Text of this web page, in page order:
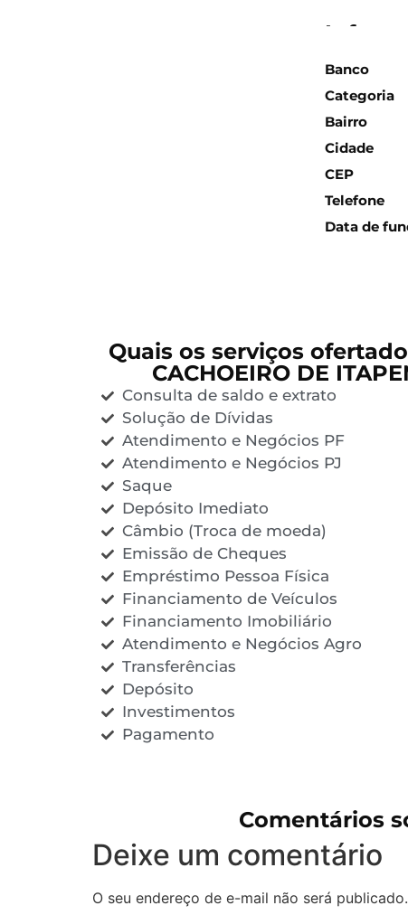
Banco
Categoria
Bairro
Cidade
CEP
Telefone
Data de
Quais os serviços
CACHOEIRO DE
Consulta de saldo e extrato
Solução de Dívidas
Atendimento e Negócios PF
Atendimento e Negócios PJ
Saque
Depósito Imediato
Câmbio (Troca de moeda)
Emissão de Cheques
Empréstimo Pessoa Física
Financiamento de Veículos
Financiamento Imobiliário
Atendimento e Negócios Agro
Transferências
Depósito
Investimentos
Pagamento
Comentários
Deixe um comentário
O seu endereço de e-mail não será publicado.